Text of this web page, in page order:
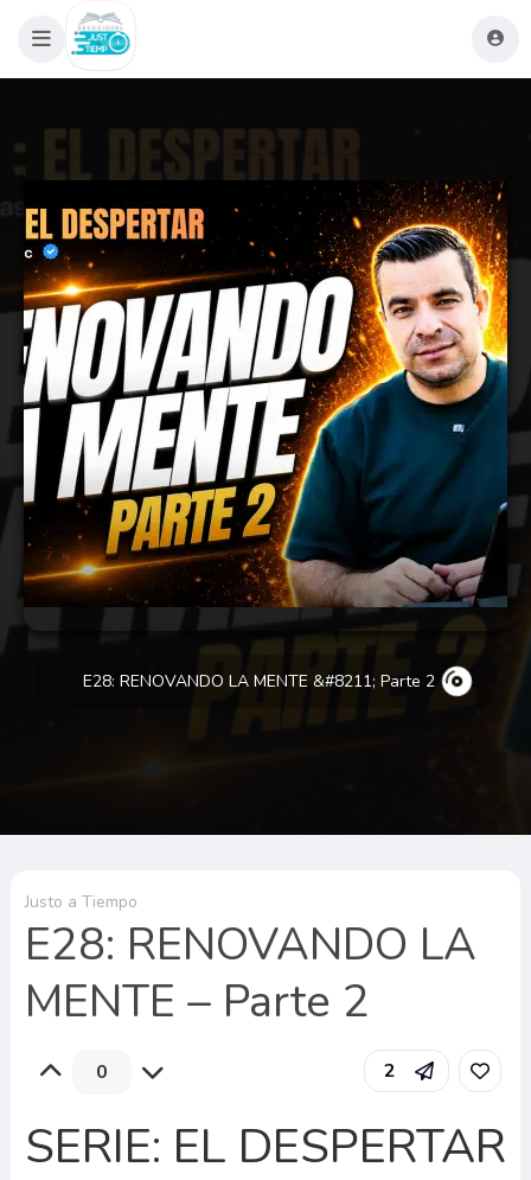
E28: RENOVANDO LA MENTE &#8211; Parte 2
Justo a Tiempo
E28: RENOVANDO LA
MENTE – Parte 2
0 2
SERIE: EL DESPERTAR